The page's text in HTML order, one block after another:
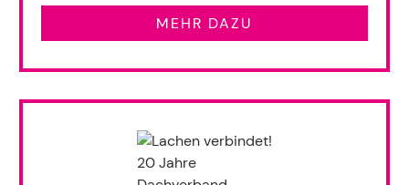
MEHR DAZU